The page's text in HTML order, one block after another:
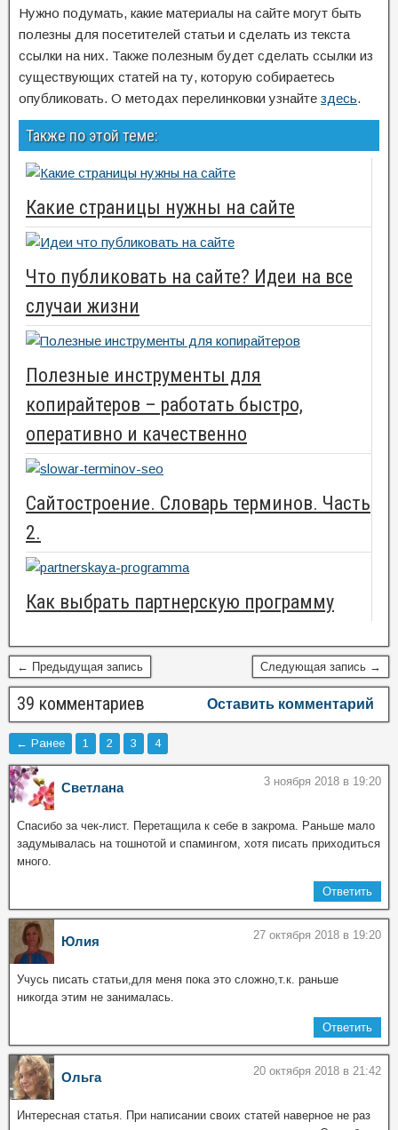
Нужно подумать, какие материалы на сайте могут быть
полезны для посетителей статьи и сделать из текста
ссылки на них. Также полезным будет сделать ссылки из
существующих статей на ту, которую собираетесь
опубликовать. О методах перелинковки узнайте здесь.
Также по этой теме:
Какие страницы нужны на сайте
Что публиковать на сайте? Идеи на все
случаи жизни
Полезные инструменты для
копирайтеров – работать быстро,
оперативно и качественно
Сайтостроение. Словарь терминов. Часть
2.
Как выбрать партнерскую программу
← Предыдущая запись Следующая запись →
39 комментариев Оставить комментарий
← Ранее 1 2 3 4
Светлана 3 ноября 2018 в 19:20
Спасибо за чек-лист. Перетащила к себе в закрома. Раньше мало
задумывалась на тошнотой и спамингом, хотя писать приходиться
много.
Ответить
Юлия 27 октября 2018 в 19:20
Учусь писать статьи,для меня пока это сложно,т.к. раньше
никогда этим не занималась.
Ответить
Ольга 20 октября 2018 в 21:42
Интересная статья. При написании своих статей наверное не раз